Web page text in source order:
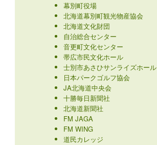
幕別町役場
北海道幕別町観光物産協会
北海道文化財団
自治総合センター
音更町文化センター
帯広市民文化ホール
士別市あさひサンライズホール
日本パークゴルフ協会
JA北海道中央会
十勝毎日新聞社
北海道新聞社
FM JAGA
FM WING
道民カレッジ